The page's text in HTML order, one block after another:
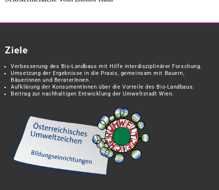
Ziele
Verbesserung des Bio-Landbaus mit Hilfe interdisziplinärer Forschung.
Umsetzung der Ergebnisse in die Praxis, gemeinsam mit Bauern,
Bäuerinnen und BeraterInnen.
Aufklärung der KonsumentInnen über die Vorteile des Bio-Landbaus.
Beitrag zur nachhaltigen Entwicklung der Umweltstadt Wien.